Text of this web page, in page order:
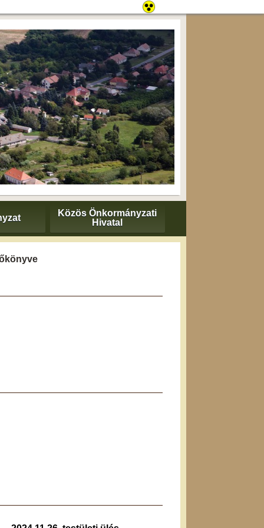
Közös Önkormányzati
Hivatal